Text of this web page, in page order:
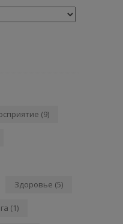
(9)
Здоровье (5)
(1)